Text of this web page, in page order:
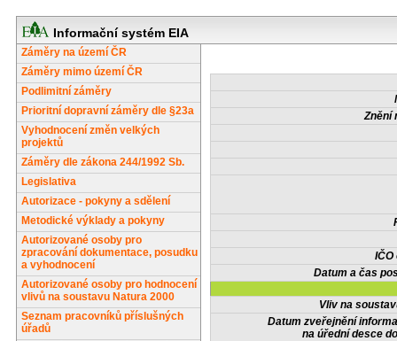
Informační systém EIA
Záměry na území ČR
Záměry mimo území ČR
Podlimitní záměry
Prioritní dopravní záměry dle §23a
Vyhodnocení změn velkých
projektů
Záměry dle zákona 244/1992 Sb.
Legislativa
Autorizace - pokyny a sdělení
Metodické výklady a pokyny
Autorizované osoby pro
zpracování dokumentace, posudku
a vyhodnocení
Autorizované osoby pro hodnocení
vlivů na soustavu Natura 2000
Seznam pracovníků příslušných
úřadů
Znění
IČO
Datum a čas
Vliv na
Datum zveřejnění
na úřední desce